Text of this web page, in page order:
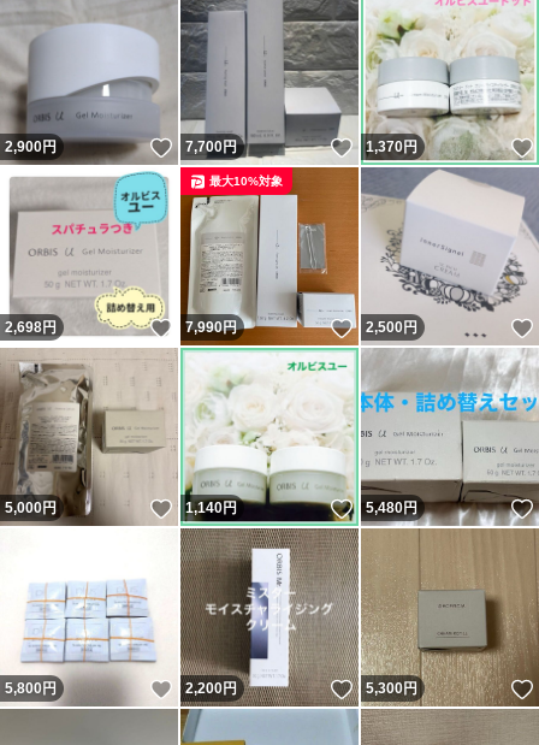
2,900円 いいね！
7,700円 いいね！
1,370円
2,698円 いいね！
7,990円 いいね！
最大10%対象
2,500円
5,000円 いいね！
1,140円 いいね！
5,480円
5,800 円 いいね！
2,200円 いいね！
5,300円